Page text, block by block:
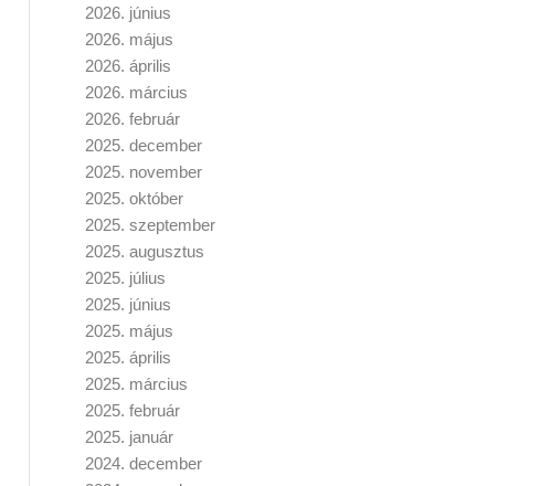
2026. június
2026. május
2026. április
2026. március
2026. február
2025. december
2025. november
2025. október
2025. szeptember
2025. augusztus
2025. július
2025. június
2025. május
2025. április
2025. március
2025. február
2025. január
2024. december